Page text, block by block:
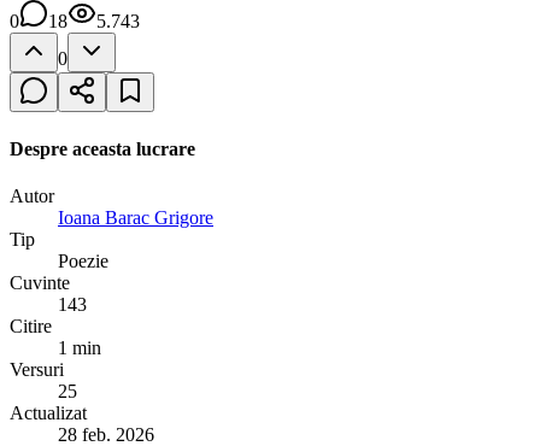
0
18
5.743
0
Despre aceasta lucrare
Autor
Ioana Barac Grigore
Tip
Poezie
Cuvinte
143
Citire
1 min
Versuri
25
Actualizat
28 feb. 2026